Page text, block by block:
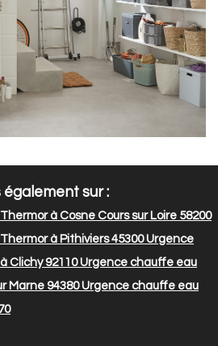
sur :
à Cosne Cours sur Loire 58200
à Pithiviers 45300Urgence
Clichy 92110Urgence chauffe eau
Marne 94380Urgence chauffe eau